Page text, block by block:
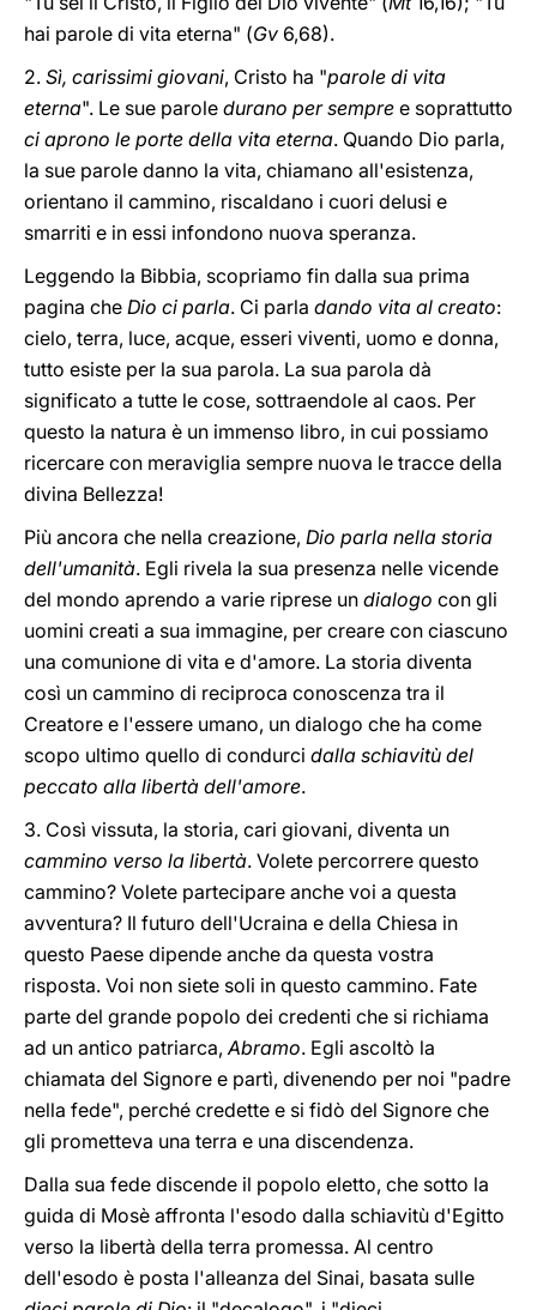
hai parole di vita eterna" (Gv 6,68).
2. Sì, carissimi giovani, Cristo ha "parole di vita
eterna". Le sue parole durano per sempre e soprattutto
ci aprono le porte della vita eterna. Quando Dio parla,
la sue parole danno la vita, chiamano all'esistenza,
orientano il cammino, riscaldano i cuori delusi e
smarriti e in essi infondono nuova speranza.
Leggendo la Bibbia, scopriamo fin dalla sua prima
pagina che Dio ci parla. Ci parla dando vita al creato:
cielo, terra, luce, acque, esseri viventi, uomo e donna,
tutto esiste per la sua parola. La sua parola dà
significato a tutte le cose, sottraendole al caos. Per
questo la natura è un immenso libro, in cui possiamo
ricercare con meraviglia sempre nuova le tracce della
divina Bellezza!
Più ancora che nella creazione, Dio parla nella storia
dell'umanità. Egli rivela la sua presenza nelle vicende
del mondo aprendo a varie riprese un dialogo con gli
uomini creati a sua immagine, per creare con ciascuno
una comunione di vita e d'amore. La storia diventa
così un cammino di reciproca conoscenza tra il
Creatore e l'essere umano, un dialogo che ha come
scopo ultimo quello di condurci dalla schiavitù del
peccato alla libertà dell'amore.
3. Così vissuta, la storia, cari giovani, diventa un
cammino verso la libertà. Volete percorrere questo
cammino? Volete partecipare anche voi a questa
avventura? Il futuro dell'Ucraina e della Chiesa in
questo Paese dipende anche da questa vostra
risposta. Voi non siete soli in questo cammino. Fate
parte del grande popolo dei credenti che si richiama
ad un antico patriarca,Abramo. Egli ascoltò la
chiamata del Signore e partì, divenendo per noi "padre
nella fede", perché credette e si fidò del Signore che
gli prometteva una terra e una discendenza.
Dalla sua fede discende il popolo eletto, che sotto la
guida di Mosè affronta l'esodo dalla schiavitù d'Egitto
verso la libertà della terra promessa. Al centro
dell'esodo è posta l'alleanza del Sinai, basata sulle